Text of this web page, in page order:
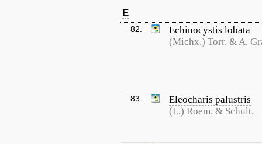
E
82.
Echinocystis lobata
(Michx.) Torr. & A.
83.
Eleocharis palustris
(L.) Roem. & Schult.